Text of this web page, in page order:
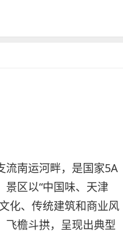
流南运河畔，是国家5A
区以“中国味、天津
化、传统建筑和商业风
飞檐斗拱，呈现出典型